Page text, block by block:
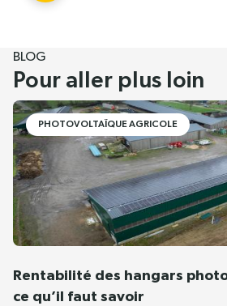
BLOG
Pour aller plus loin
PHOTOVOLTAÏQUE AGRICOLE
Rentabilité des hangars
ce qu’il faut savoir